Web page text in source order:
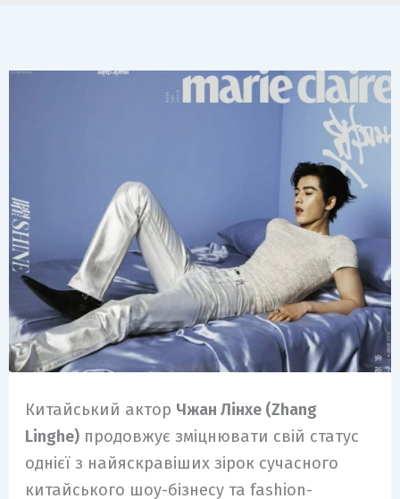
Китайський актор Чжан Лінхе (Zhang
Linghe) продовжує зміцнювати свій статус
однієї з найяскравіших зірок сучасного
китайського шоу-бізнесу та fashion-